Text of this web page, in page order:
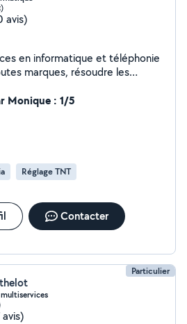
avis)
en informatique et téléphonie
marques, résoudre les
d'écran, changement de
d'achat de nouveau matériel aux
Monique : 1/5
Réglage TNT
Contacter
Particulier
avis)